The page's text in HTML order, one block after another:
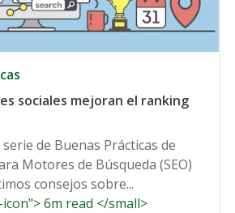
sociales mejoran el ranking
de Buenas Prácticas de
Motores de Búsqueda (SEO)
consejos sobre...
6m read </small>